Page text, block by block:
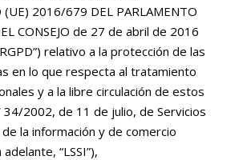
(UE) 2016/679 DEL PARLAMENTO
CONSEJO de 27 de abril de 2016
relativo a la protección de las
en lo que respecta al tratamiento
y a la libre circulación de estos
34/2002, de 11 de julio, de Servicios
la información y de comercio
“LSSI”),